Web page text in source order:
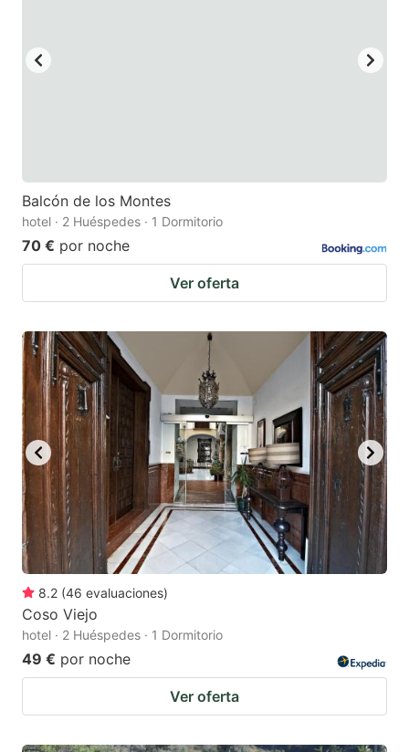
Balcón de los Montes
hotel · 2 Huéspedes · 1 Dormitorio
70 € por noche
Ver oferta
8.2 (46 evaluaciones)
Coso Viejo
hotel · 2 Huéspedes · 1 Dormitorio
49 € por noche
Ver oferta